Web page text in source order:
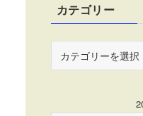
カテゴリー
ー